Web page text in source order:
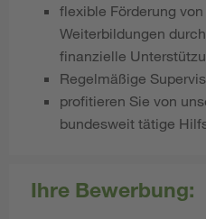
flexible Förderung
Weiterbildungen
finanzielle
Regelmäßige
profitieren Sie von
bundesweit tätige
Ihre Bewerbung: